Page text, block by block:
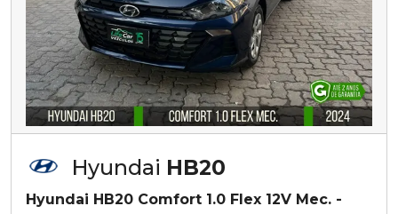
Hyundai HB20
Hyundai HB20 Comfort 1.0 Flex 12V Mec. -